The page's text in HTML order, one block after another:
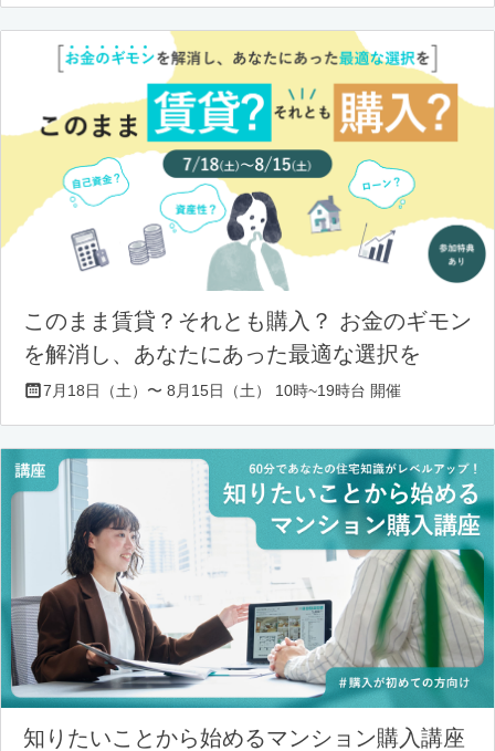
このまま賃貸？それとも購入？ お金のギモン
を解消し、あなたにあった最適な選択を
7月18日（土）〜 8月15日（土） 10時~19時台 開催
知りたいことから始めるマンション購入講座